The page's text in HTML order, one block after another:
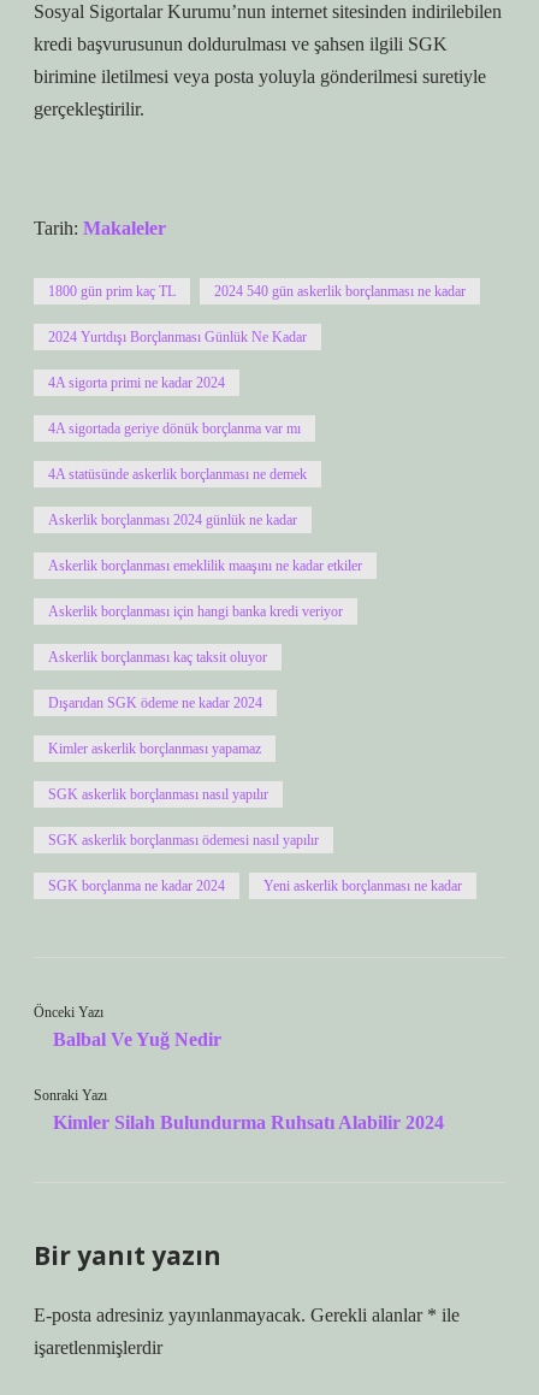
Sosyal Sigortalar Kurumu’nun internet sitesinden indirilebilen
kredi başvurusunun doldurulması ve şahsen ilgili SGK
birimine iletilmesi veya posta yoluyla gönderilmesi suretiyle
gerçekleştirilir.
Tarih: Makaleler
1800 gün prim kaç TL 2024 540 gün askerlik borçlanması ne kadar
2024 Yurtdışı Borçlanması Günlük Ne Kadar
4A sigorta primi ne kadar 2024
4A sigortada geriye dönük borçlanma var mı
4A statüsünde askerlik borçlanması ne demek
Askerlik borçlanması 2024 günlük ne kadar
Askerlik borçlanması emeklilik maaşını ne kadar etkiler
Askerlik borçlanması için hangi banka kredi veriyor
Askerlik borçlanması kaç taksit oluyor
Dışarıdan SGK ödeme ne kadar 2024
Kimler askerlik borçlanması yapamaz
SGK askerlik borçlanması nasıl yapılır
SGK askerlik borçlanması ödemesi nasıl yapılır
SGK borçlanma ne kadar 2024 Yeni askerlik borçlanması ne kadar
Önceki Yazı
Balbal Ve Yuğ Nedir
Sonraki Yazı
Kimler Silah Bulundurma Ruhsatı Alabilir 2024
Bir yanıt yazın
E-posta adresiniz yayınlanmayacak. Gerekli alanlar * ile
işaretlenmişlerdir